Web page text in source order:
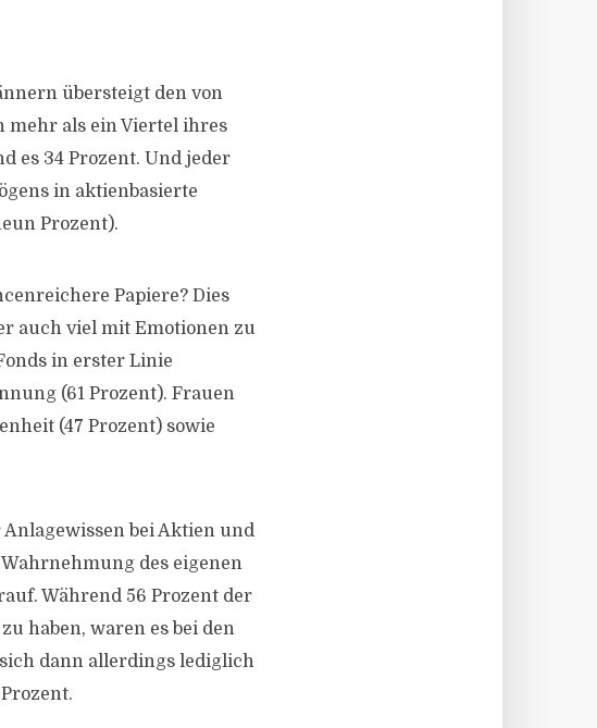
übersteigt den von
mehr als ein Viertel ihres
es 34 Prozent. Und jeder
in aktienbasierte
Prozent).
Papiere? Dies
auch viel mit Emotionen zu
in erster Linie
(61 Prozent). Frauen
(47 Prozent) sowie
bei Aktien und
des eigenen
Während 56 Prozent der
haben, waren es bei den
dann allerdings lediglich